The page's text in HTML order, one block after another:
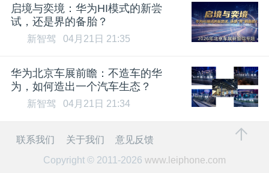
启境与奕境：华为HI模式的新尝
试，还是界的备胎？
新智驾 04月21日 21:35
华为北京车展前瞻：不造车的华
为，如何造出一个汽车生态？
新智驾 04月21日 21:34
联系我们 关于我们
意见反馈
Copyright © 2011-2026 www.leiphone.com